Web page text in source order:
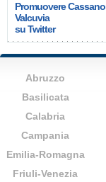
Promuovere Cassano
Valcuvia
su Twitter
Abruzzo
Basilicata
Calabria
Campania
Emilia-Romagna
Friuli-Venezia